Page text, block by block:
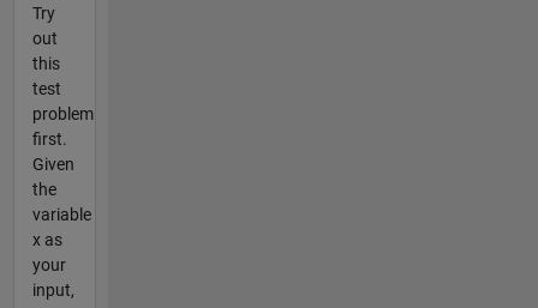
Try
out
this
test
problem
first.
Given
the
variable
x as
your
input,